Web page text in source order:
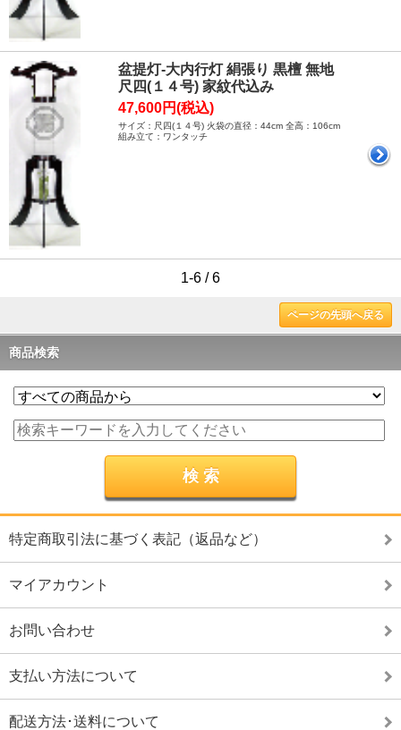
盆提灯-大内行灯 絹張り 黒檀 無地
尺四(１４号) 家紋代込み
47,600円(税込)
サイズ：尺四(１４号) 火袋の直径：44cm 全高：106cm
組み立て：ワンタッチ
1-6 / 6
ページの先頭へ戻る
商品検索
特定商取引法に基づく表記（返品など）
マイアカウント
お問い合わせ
支払い方法について
配送方法･送料について